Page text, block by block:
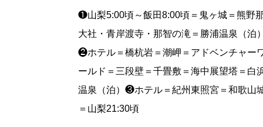
❶山梨5:00頃～飯田8:00頃＝鬼ヶ城＝熊野
大社・青岸渡寺・那智の滝＝勝浦温泉（泊）
❷ホテル＝橋杭岩＝潮岬＝アドベンチャー
ールド＝三段壁＝千畳敷＝海中展望塔＝白
温泉（泊）❸ホテル＝紀州東照宮＝和歌山
＝山梨21:30頃